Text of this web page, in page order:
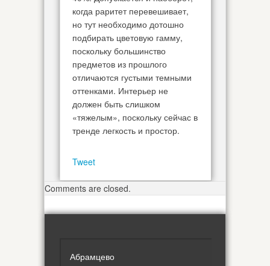
когда раритет перевешивает,
но тут необходимо дотошно
подбирать цветовую гамму,
поскольку большинство
предметов из прошлого
отличаются густыми темными
оттенками. Интерьер не
должен быть слишком
«тяжелым», поскольку сейчас в
тренде легкость и простор.
Tweet
Comments are closed.
Абрамцево